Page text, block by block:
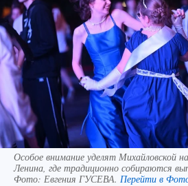
Особое внимание уделят Михайловской
Ленина, где традиционно собираются
Фото: Евгения ГУСЕВА. Перейти в